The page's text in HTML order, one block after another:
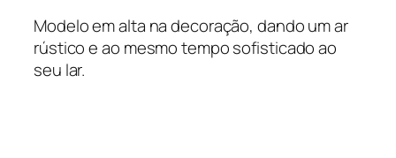
Modelo em alta na decoração, dando um ar
rústico e ao mesmo tempo sofisticado ao
seu lar.